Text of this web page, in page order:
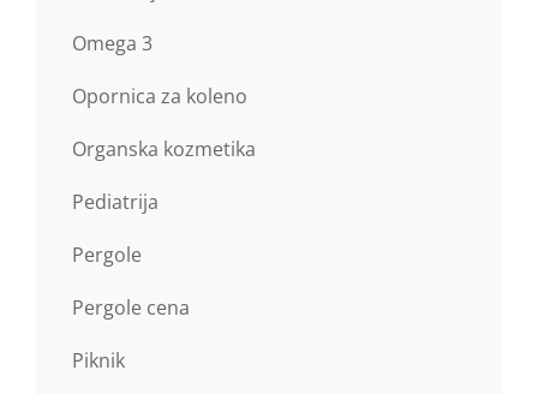
Omega 3
Opornica za koleno
Organska kozmetika
Pediatrija
Pergole
Pergole cena
Piknik